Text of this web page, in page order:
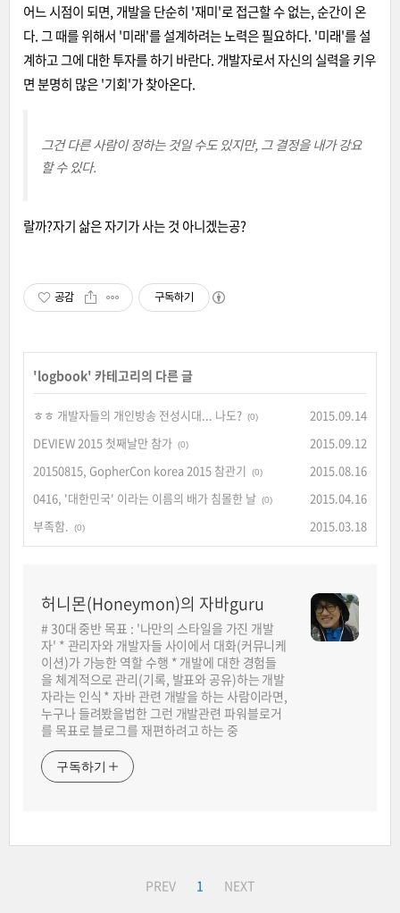
어느 시점이 되면, 개발을 단순히 '재미'로 접근할 수 없는, 순간이 온
다. 그 때를 위해서 '미래'를 설계하려는 노력은 필요하다. '미래'를 설
계하고 그에 대한 투자를 하기 바란다. 개발자로서 자신의 실력을 키우
면 분명히 많은 '기회'가 찾아온다.
그건 다른 사람이 정하는 것일 수도 있지만, 그 결정을 내가 강요
할 수 있다.
랄까?자기 삶은 자기가 사는 것 아니겠는공?
공감 구독하기
'logbook' 카테고리의 다른 글
ㅎㅎ 개발자들의 개인방송 전성시대... 나도? (0)
2015.09.14
DEVIEW 2015 첫째날만 참가 (0)
2015.09.12
20150815, GopherCon korea 2015 참관기
(0)
2015.08.16
0416, '대한민국' 이라는 이름의 배가 침몰한 날 (0)
2015.04.16
부족함.
(0) 2015.03.18
허니몬(Honeymon)의 자바guru
# 30대 중반 목표 : '나만의 스타일을 가진 개발
자' * 관리자와 개발자들 사이에서 대화(커뮤니케
이션)가 가능한 역할 수행 * 개발에 대한 경험들
을 체계적으로 관리(기록, 발표와 공유)하는 개발
자라는 인식 * 자바 관련 개발을 하는 사람이라면,
누구나 들려봤을법한 그런 개발관련 파워블로거
를 목표로 블로그를 재편하려고 하는 중
구독하기
PREV 1 NEXT